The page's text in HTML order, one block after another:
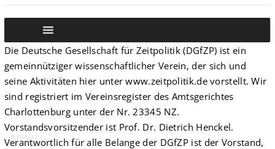
fuer
Zeitpolitik
MENU
Die Deutsche Gesellschaft für Zeitpolitik (DGfZP) ist ein
gemeinnütziger wissenschaftlicher Verein, der sich und
seine Aktivitäten hier unter www.zeitpolitik.de vorstellt. Wir
sind registriert im Vereinsregister des Amtsgerichtes
Charlottenburg unter der Nr. 23345 NZ.
Vorstandsvorsitzender ist Prof. Dr. Dietrich Henckel.
Verantwortlich für alle Belange der DGfZP ist der Vorstand,